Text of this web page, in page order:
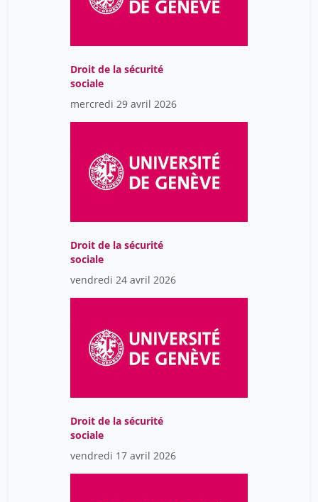
Droit de la sécurité
sociale
mercredi 29 avril 2026
Droit de la sécurité
sociale
vendredi 24 avril 2026
Droit de la sécurité
sociale
vendredi 17 avril 2026